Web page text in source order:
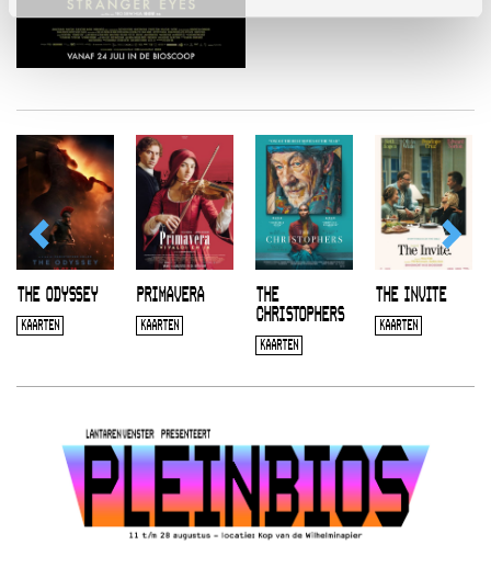
THE ODYSSEY
KAARTEN
PRIMAVERA
KAARTEN
THE
CHRISTOPHERS
KAARTEN
THE INVITE
KAARTEN